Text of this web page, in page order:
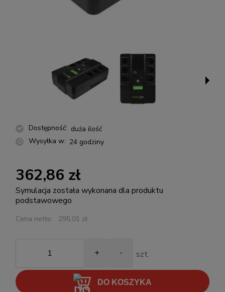
Dostępność: duża ilość
Wysyłka w: 24 godziny
362,86 zł
Symulacja została wykonana dla produktu
podstawowego
Cena netto: 295,01 zł
+ - szt.
DO KOSZYKA